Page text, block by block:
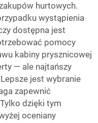
hurtowych.
wystąpienia
dostępna jest
pomocy
kabiny prysznicowej
— ale najtańszy
jest wybranie
zapewnić
dzięki tym
oceniany